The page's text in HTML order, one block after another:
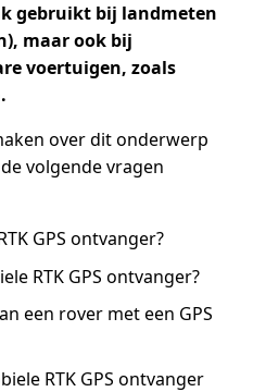
gebruikt bij landmeten
maar ook bij
voertuigen, zoals
over dit onderwerp
volgende vragen
GPS ontvanger?
RTK GPS ontvanger?
een rover met een GPS
RTK GPS ontvanger